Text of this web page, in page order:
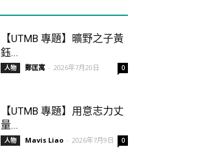
【UTMB 專題】曠野之子黃
鈺...
人物 鄭匡寓 - 2026年7月20日 0
【UTMB 專題】用意志力丈
量...
人物 Mavis Liao - 2026年7月9日 0